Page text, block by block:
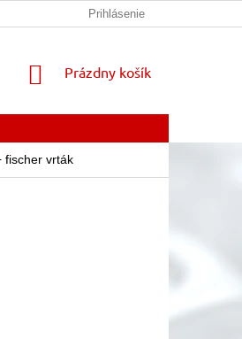
Prihlásenie
NÁKUPNÝ
Prázdny košík
fischer vrták